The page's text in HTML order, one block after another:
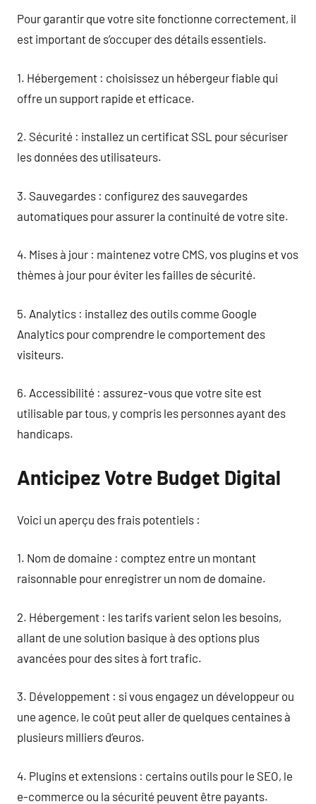
Pour garantir que votre site fonctionne correctement, il
est important de s’occuper des détails essentiels.
1. Hébergement : choisissez un hébergeur fiable qui
offre un support rapide et efficace.
2. Sécurité : installez un certificat SSL pour sécuriser
les données des utilisateurs.
3. Sauvegardes : configurez des sauvegardes
automatiques pour assurer la continuité de votre site.
4. Mises à jour : maintenez votre CMS, vos plugins et vos
thèmes à jour pour éviter les failles de sécurité.
5. Analytics : installez des outils comme Google
Analytics pour comprendre le comportement des
visiteurs.
6. Accessibilité : assurez-vous que votre site est
utilisable par tous, y compris les personnes ayant des
handicaps.
Anticipez Votre Budget Digital
Voici un aperçu des frais potentiels :
1. Nom de domaine : comptez entre un montant
raisonnable pour enregistrer un nom de domaine.
2. Hébergement : les tarifs varient selon les besoins,
allant de une solution basique à des options plus
avancées pour des sites à fort trafic.
3. Développement : si vous engagez un développeur ou
une agence, le coût peut aller de quelques centaines à
plusieurs milliers d’euros.
4. Plugins et extensions : certains outils pour le SEO, le
e-commerce ou la sécurité peuvent être payants.